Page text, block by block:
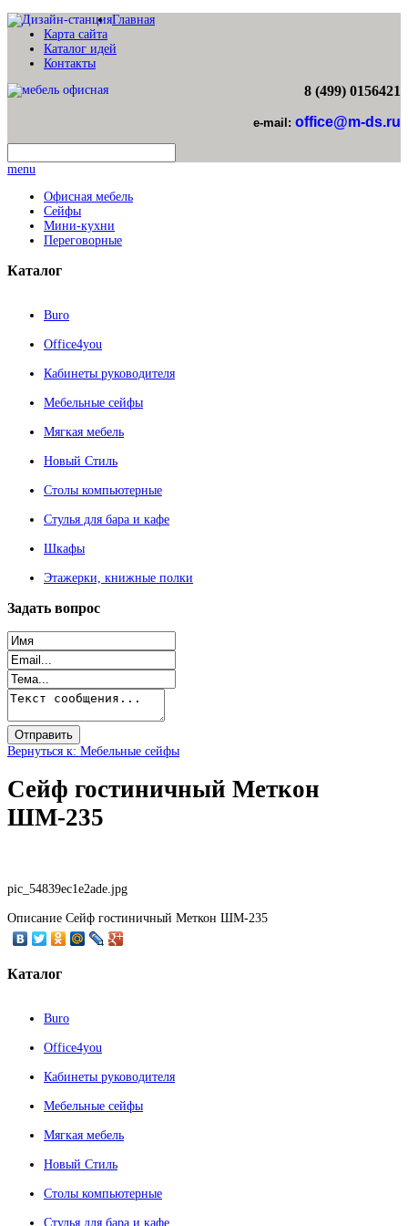
Главная
Карта сайта
Каталог идей
Контакты
8 (499) 0156421
e-mail: office@m-ds.ru
menu
Офисная мебель
Сейфы
Мини-кухни
Переговорные
Каталог
Buro
Office4you
Кабинеты руководителя
Мебельные сейфы
Мягкая мебель
Новый Стиль
Столы компьютерные
Стулья для бара и кафе
Шкафы
Этажерки, книжные полки
Задать вопрос
Вернуться к: Мебельные сейфы
Сейф гостиничный Меткон
ШМ-235
pic_54839ec1e2ade.jpg
Описание Сейф гостиничный Меткон ШМ-235
Каталог
Buro
Office4you
Кабинеты руководителя
Мебельные сейфы
Мягкая мебель
Новый Стиль
Столы компьютерные
Стулья для бара и кафе